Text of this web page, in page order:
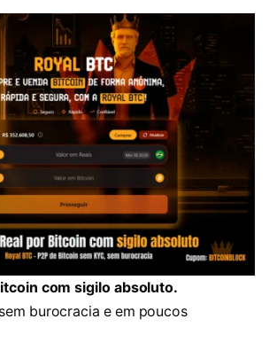
com sigilo absoluto.
burocracia e em poucos